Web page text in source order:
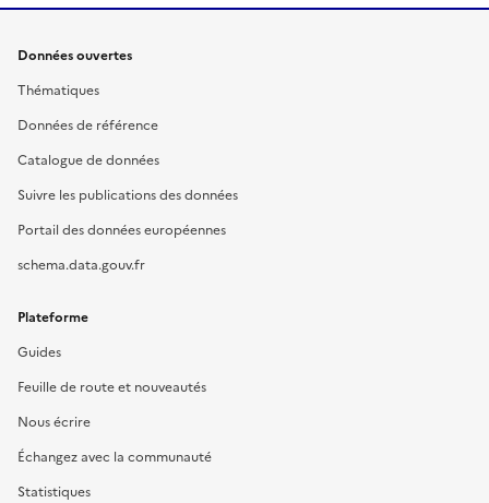
Données ouvertes
Thématiques
Données de référence
Catalogue de données
Suivre les publications des données
Portail des données européennes
schema.data.gouv.fr
Plateforme
Guides
Feuille de route et nouveautés
Nous écrire
Échangez avec la communauté
Statistiques